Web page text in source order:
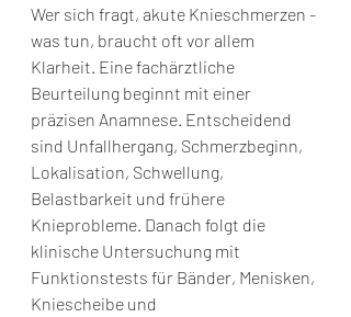
Wer sich fragt, akute Knieschmerzen -
was tun, braucht oft vor allem
Klarheit. Eine fachärztliche
Beurteilung beginnt mit einer
präzisen Anamnese. Entscheidend
sind Unfallhergang, Schmerzbeginn,
Lokalisation, Schwellung,
Belastbarkeit und frühere
Knieprobleme. Danach folgt die
klinische Untersuchung mit
Funktionstests für Bänder, Menisken,
Kniescheibe und